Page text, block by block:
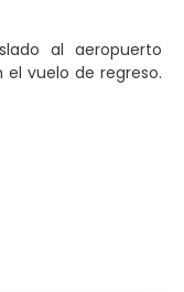
al aeropuerto
vuelo de regreso.